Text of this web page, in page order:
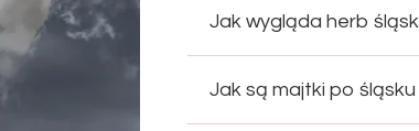
Jak wygląda herb
Jak są majtki po śląsku